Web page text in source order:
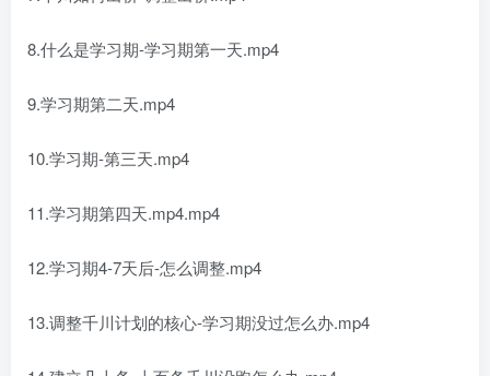
8.什么是学习期-学习期第一天.mp4
9.学习期第二天.mp4
10.学习期-第三天.mp4
11.学习期第四天.mp4.mp4
12.学习期4-7天后-怎么调整.mp4
13.调整千川计划的核心-学习期没过怎么办.mp4